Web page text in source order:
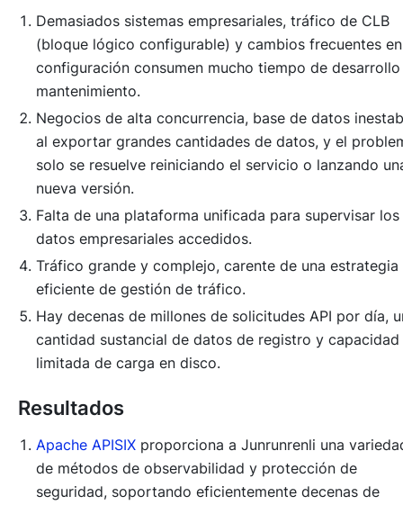
Demasiados sistemas empresariales, tráfico de CLB
(bloque lógico configurable) y cambios frecuentes
configuración consumen mucho tiempo de
mantenimiento.
Negocios de alta concurrencia, base de datos
al exportar grandes cantidades de datos, y el
solo se resuelve reiniciando el servicio o lanzando
nueva versión.
Falta de una plataforma unificada para supervisar los
datos empresariales accedidos.
Tráfico grande y complejo, carente de una estrategia
eficiente de gestión de tráfico.
Hay decenas de millones de solicitudes API por día,
cantidad sustancial de datos de registro y capacidad
limitada de carga en disco.
Resultados
Apache APISIX proporciona a Junrunrenli una
de métodos de observabilidad y protección de
seguridad, soportando eficientemente decenas de